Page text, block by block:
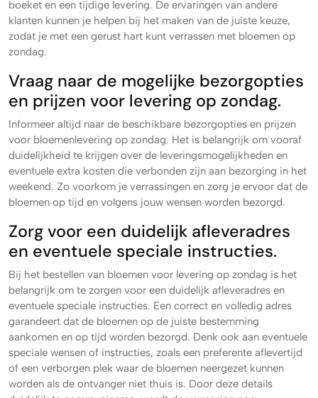
boeket en een tijdige levering. De ervaringen van andere
klanten kunnen je helpen bij het maken van de juiste keuze,
zodat je met een gerust hart kunt verrassen met bloemen op
zondag.
Vraag naar de mogelijke bezorgopties
en prijzen voor levering op zondag.
Informeer altijd naar de beschikbare bezorgopties en prijzen
voor bloemenlevering op zondag. Het is belangrijk om vooraf
duidelijkheid te krijgen over de leveringsmogelijkheden en
eventuele extra kosten die verbonden zijn aan bezorging in het
weekend. Zo voorkom je verrassingen en zorg je ervoor dat de
bloemen op tijd en volgens jouw wensen worden bezorgd.
Zorg voor een duidelijk afleveradres
en eventuele speciale instructies.
Bij het bestellen van bloemen voor levering op zondag is het
belangrijk om te zorgen voor een duidelijk afleveradres en
eventuele speciale instructies. Een correct en volledig adres
garandeert dat de bloemen op de juiste bestemming
aankomen en op tijd worden bezorgd. Denk ook aan eventuele
speciale wensen of instructies, zoals een preferente aflevertijd
of een verborgen plek waar de bloemen neergezet kunnen
worden als de ontvanger niet thuis is. Door deze details